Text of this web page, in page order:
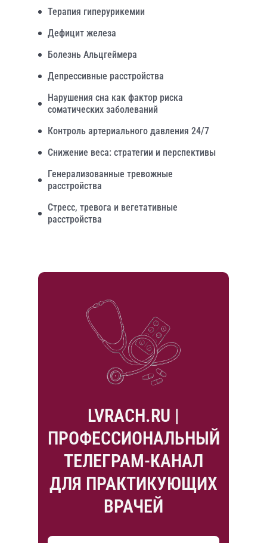
Терапия гиперурикемии
Дефицит железа
Болезнь Альцгеймера
Депрессивные расстройства
Нарушения сна как фактор риска
соматических заболеваний
Контроль артериального давления 24/7
Снижение веса: стратегии и перспективы
Генерализованные тревожные
расстройства
Стресс, тревога и вегетативные
расстройства
LVRACH.RU |
ПРОФЕССИОНАЛЬНЫЙ
ТЕЛЕГРАМ-КАНАЛ
ДЛЯ ПРАКТИКУЮЩИХ
ВРАЧЕЙ